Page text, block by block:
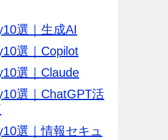
選｜生成AI
選｜Copilot
選｜Claude
選｜ChatGPT活
選｜情報セキュ